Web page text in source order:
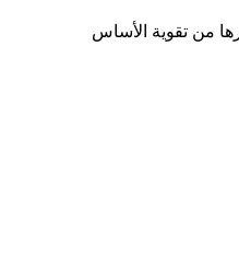
من تقوية الأساس